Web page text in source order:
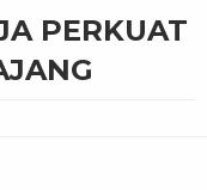
PERKUAT